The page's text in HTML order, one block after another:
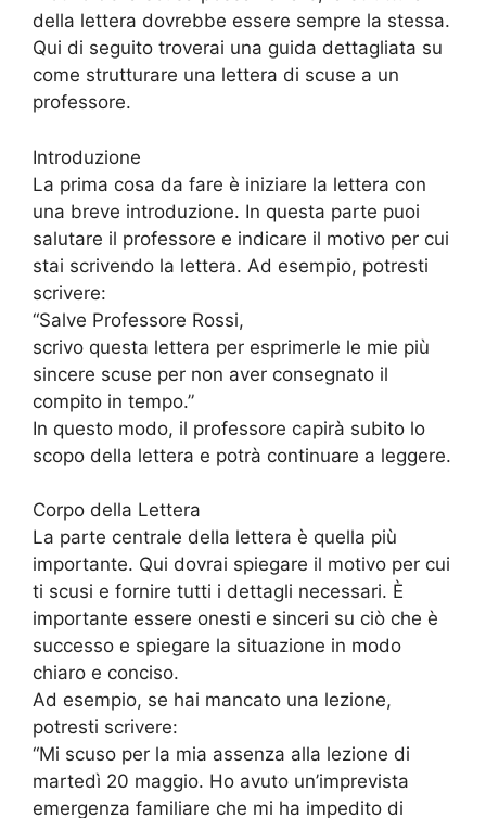
della lettera dovrebbe essere sempre la stessa.
Qui di seguito troverai una guida dettagliata su
come strutturare una lettera di scuse a un
professore.
Introduzione
La prima cosa da fare è iniziare la lettera con
una breve introduzione. In questa parte puoi
salutare il professore e indicare il motivo per cui
stai scrivendo la lettera. Ad esempio, potresti
scrivere:
“Salve Professore Rossi,
scrivo questa lettera per esprimerle le mie più
sincere scuse per non aver consegnato il
compito in tempo.”
In questo modo, il professore capirà subito lo
scopo della lettera e potrà continuare a leggere.
Corpo della Lettera
La parte centrale della lettera è quella più
importante. Qui dovrai spiegare il motivo per cui
ti scusi e fornire tutti i dettagli necessari. È
importante essere onesti e sinceri su ciò che è
successo e spiegare la situazione in modo
chiaro e conciso.
Ad esempio, se hai mancato una lezione,
potresti scrivere:
“Mi scuso per la mia assenza alla lezione di
martedì 20 maggio. Ho avuto un’imprevista
emergenza familiare che mi ha impedito di